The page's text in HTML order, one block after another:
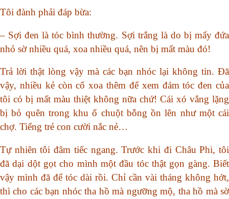
Tôi đành phải đáp bừa:
– Sợi đen là tóc bình thường. Sợi trắng là do bị mấy đứa
nhỏ sờ nhiều quá, xoa nhiều quá, nên bị mất màu đó!
Trả lời thật lòng vậy mà các bạn nhóc lại không tin. Đã
vậy, nhiều kẻ còn cố xoa thêm để xem đám tóc đen của
tôi có bị mất màu thiệt không nữa chứ! Cái xó vắng lặng
bị bỏ quên trong khu ổ chuột bỗng ồn lên như một cái
chợ. Tiếng trẻ con cười nắc nẻ…
Tự nhiên tôi đâm tiếc ngang. Trước khi đi Châu Phi, tôi
đã dại dột gọt cho mình một đầu tóc thật gọn gàng. Biết
vậy mình đã để tóc dài rồi. Chỉ cần vài tháng không hớt,
thì cho các bạn nhóc tha hồ mà ngưỡng mộ, tha hồ mà sờ